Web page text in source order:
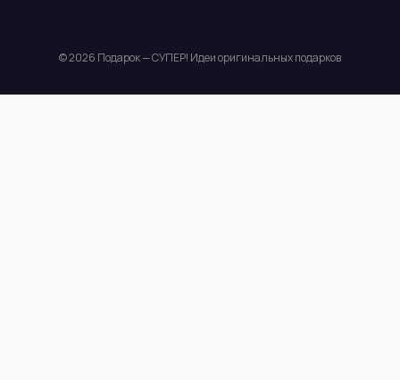
© 2026 Подарок — СУПЕР! Идеи оригинальных подарков